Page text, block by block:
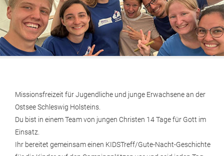
Missionsfreizeit für Jugendliche und junge Erwachsene an der
Ostsee Schleswig Holsteins.
Du bist in einem Team von jungen Christen 14 Tage für Gott im
Einsatz.
Ihr bereitet gemeinsam einen KIDSTreff/Gute-Nacht-Geschichte